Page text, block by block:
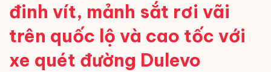
đinh vít, mảnh sắt rơi vãi
trên quốc lộ và cao tốc với
xe quét đường Dulevo